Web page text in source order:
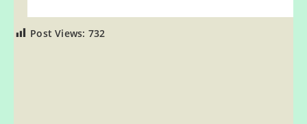
Post Views: 732